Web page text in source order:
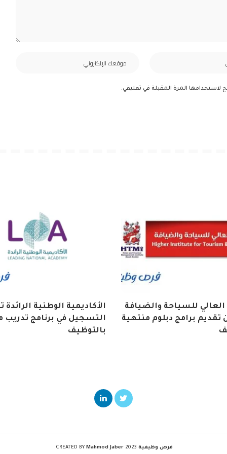
لاستخدامها المرة المقبلة في تعليقي.
للسياحة والضيافة
تقديم برامج دبلوم منتهية
الأكاديمية الوطنية الرائدة
التسجيل في برنامج تدريب
بالتوظيف
فرص وظيفية 2023 CREATED BY
Mahmod Jaber
.